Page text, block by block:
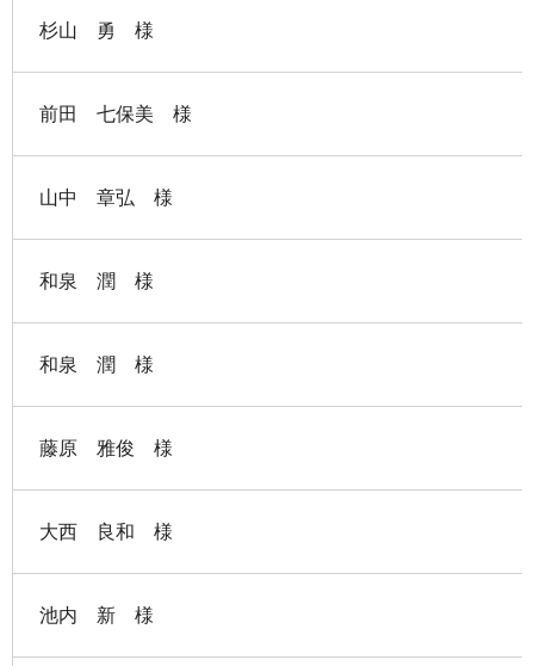
杉山 勇 様
前田 七保美 様
山中 章弘 様
和泉 潤 様
和泉 潤 様
藤原 雅俊 様
大西 良和 様
池内 新 様